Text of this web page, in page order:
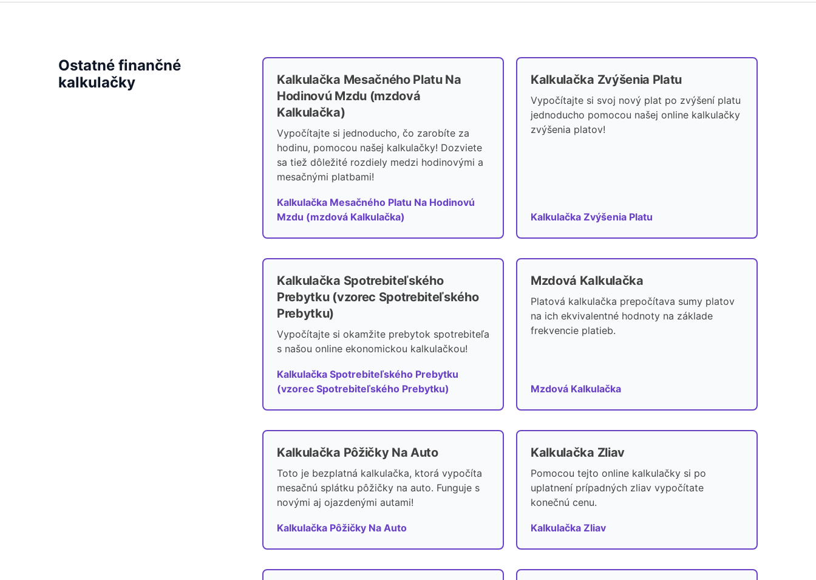
Ostatné finančné
kalkulačky
Kalkulačka Mesačného Platu Na
Hodinovú Mzdu (mzdová
Kalkulačka)
Vypočítajte si jednoducho, čo zarobíte za
hodinu, pomocou našej kalkulačky! Dozviete
sa tiež dôležité rozdiely medzi hodinovými a
mesačnými platbami!
Kalkulačka Mesačného Platu Na Hodinovú
Mzdu (mzdová Kalkulačka)
Kalkulačka Zvýšenia Platu
Vypočítajte si svoj nový plat po zvýšení platu
jednoducho pomocou našej online kalkulačky
zvýšenia platov!
Kalkulačka Zvýšenia Platu
Kalkulačka Spotrebiteľského
Prebytku (vzorec Spotrebiteľského
Prebytku)
Vypočítajte si okamžite prebytok spotrebiteľa
s našou online ekonomickou kalkulačkou!
Kalkulačka Spotrebiteľského Prebytku
(vzorec Spotrebiteľského Prebytku)
Mzdová Kalkulačka
Platová kalkulačka prepočítava sumy platov
na ich ekvivalentné hodnoty na základe
frekvencie platieb.
Mzdová Kalkulačka
Kalkulačka Pôžičky Na Auto
Toto je bezplatná kalkulačka, ktorá vypočíta
mesačnú splátku pôžičky na auto. Funguje s
novými aj ojazdenými autami!
Kalkulačka Pôžičky Na Auto
Kalkulačka Zliav
Pomocou tejto online kalkulačky si po
uplatnení prípadných zliav vypočítate
konečnú cenu.
Kalkulačka Zliav